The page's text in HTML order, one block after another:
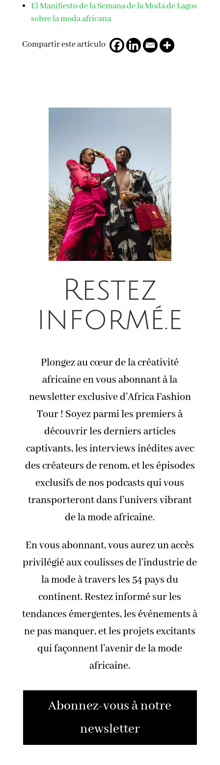
El Manifiesto de la Semana de la Moda de Lagos
sobre la moda africana
Compartir este artículo
Restez
informé.e
Plongez au cœur de la créativité
africaine en vous abonnant à la
newsletter exclusive d’Africa Fashion
Tour ! Soyez parmi les premiers à
découvrir les derniers articles
captivants, les interviews inédites avec
des créateurs de renom, et les épisodes
exclusifs de nos podcasts qui vous
transporteront dans l’univers vibrant
de la mode africaine.
En vous abonnant, vous aurez un accès
privilégié aux coulisses de l’industrie de
la mode à travers les 54 pays du
continent. Restez informé sur les
tendances émergentes, les événements à
ne pas manquer, et les projets excitants
qui façonnent l’avenir de la mode
africaine.
Abonnez-vous à notre
newsletter